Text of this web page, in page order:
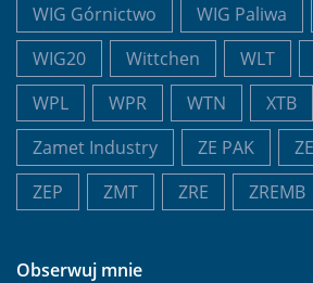
WIG Górnictwo
WIG Paliwa
WIG20
Wittchen WLT
WPL
WPR WTN XTB
Zamet Industry
ZE PAK
ZEP
ZMT ZRE ZREMB
Obserwuj mnie